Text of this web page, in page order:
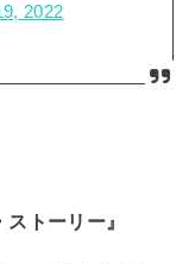
2022
トーリー』